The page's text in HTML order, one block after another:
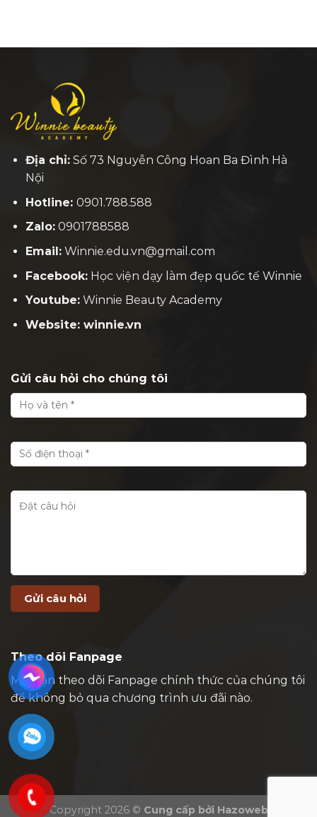
Địa chỉ:Số 73 Nguyễn Công Hoan Ba Đình Hà
Nội
Hotline: 0901.788.588
Zalo:0901788588
Email:Winnie.edu.vn@gmail.com
Facebook:Học viện dạy làm đẹp quốc tế Winnie
Youtube:Winnie Beauty Academy
Website: winnie.vn
Gửi câu hỏi cho chúng tôi
Theo dõi Fanpage
Mời bạn theo dõi Fanpage chính thức của chúng tôi
để không bỏ qua chương trình ưu đãi nào.
Copyright 2026 © Cung cấp bởi Hazoweb